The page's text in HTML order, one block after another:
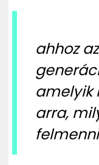
ahhoz
amelyik
arra,